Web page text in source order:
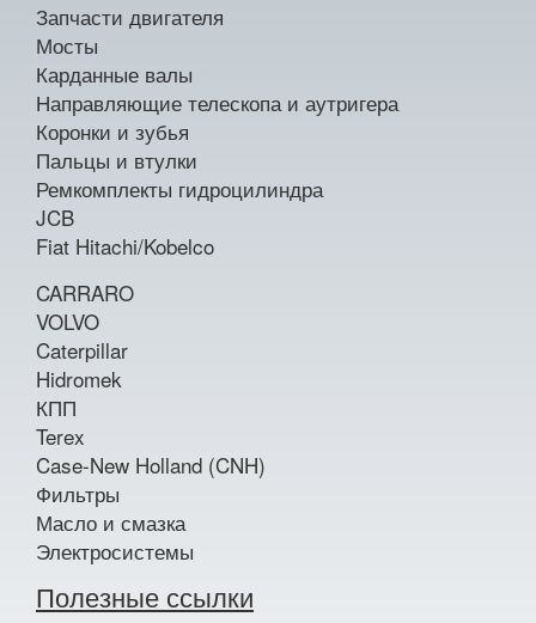
Запчасти двигателя
Мосты
Карданные валы
Направляющие телескопа и аутригера
Коронки и зубья
Пальцы и втулки
Ремкомплекты гидроцилиндра
JCB
Fiat Hitachi/Kobelco
CARRARO
VOLVO
Caterpillar
Hidromek
КПП
Terex
Case-New Holland (CNH)
Фильтры
Масло и смазка
Электросистемы
Полезные ссылки